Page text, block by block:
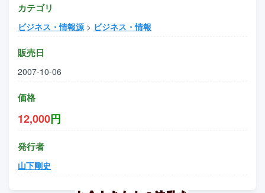
カテゴリ
ビジネス・情報源 > ビジネス・情報
販売日
2007-10-06
価格
12,000円
発行者
山下剛史